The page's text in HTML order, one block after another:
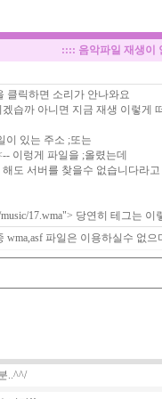
:::: 음악파일 재생이
클릭하면 소리가 안나와요
습까 아니면 지금 재생 이렇게
이 있는 주소 ;또는
이렁게 파일을 ;올렸는데
도 서버를 찾을수 없습니다라고
17.wma"> 당연히 테그는 이
wma,asf 파일은 이용하실수 없
..^^/